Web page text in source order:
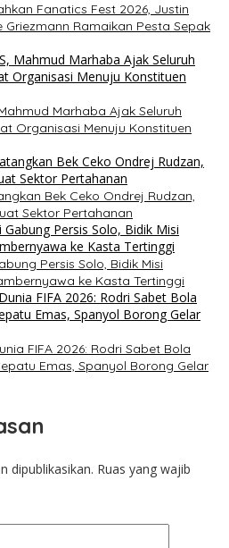
Fanatics Fest 2026, Justin
Griezmann Ramaikan Pesta Sepak
Marhaba Ajak Seluruh
Organisasi Menuju Konstituen
Bek Ceko Ondrej Rudzan,
Sektor Pertahanan
Persis Solo, Bidik Misi
ke Kasta Tertinggi
FIFA 2026: Rodri Sabet Bola
Emas, Spanyol Borong Gelar
dipublikasikan. Ruas yang wajib